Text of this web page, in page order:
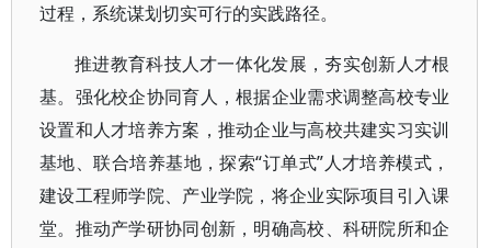
过程，系统谋划切实可行的实践路径。
推进教育科技人才一体化发展，夯实创新人才根
基。强化校企协同育人，根据企业需求调整高校专业
设置和人才培养方案，推动企业与高校共建实习实训
基地、联合培养基地，探索“订单式”人才培养模式，
建设工程师学院、产业学院，将企业实际项目引入课
堂。推动产学研协同创新，明确高校、科研院所和企